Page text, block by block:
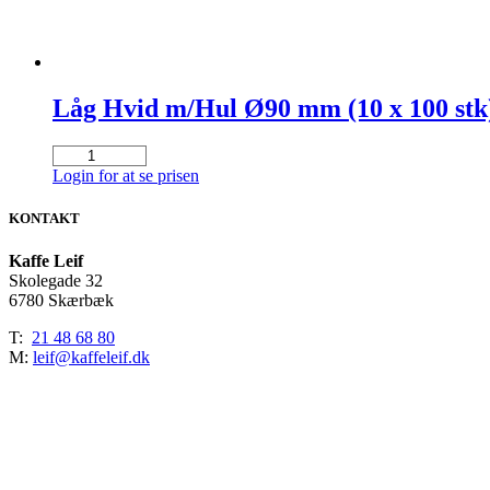
Låg Hvid m/Hul Ø90 mm (10 x 100
Hvid
Ø90
(10
x
100
stk)
antal
Login for at se prisen
KONTAKT
Kaffe Leif
Skolegade 32
6780 Skærbæk
T: 21 48 68 80
M: leif@kaffeleif.dk